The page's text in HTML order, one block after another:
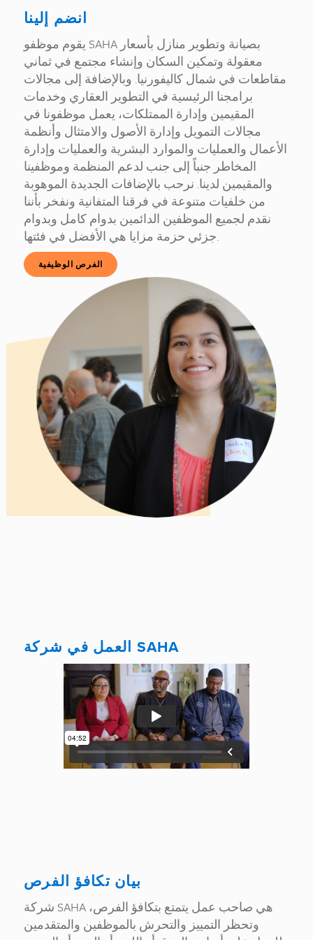
انضم إلينا
يقوم موظفو SAHA بصيانة وتطوير منازل بأسعار
معقولة وتمكين السكان وإنشاء مجتمع في ثماني
مقاطعات في شمال كاليفورنيا. وبالإضافة إلى مجالات
برامجنا الرئيسية في التطوير العقاري وخدمات
المقيمين وإدارة الممتلكات، يعمل موظفونا في
مجالات التمويل وإدارة الأصول والامتثال وأنظمة
الأعمال والعمليات والموارد البشرية والعمليات وإدارة
المخاطر جنباً إلى جنب لدعم المنظمة وموظفينا
والمقيمين لدينا. نرحب بالإضافات الجديدة الموهوبة
من خلفيات متنوعة في فرقنا المتفانية ونفخر بأننا
نقدم لجميع الموظفين الدائمين بدوام كامل وبدوام
جزئي حزمة مزايا هي الأفضل في فئتها.
الفرص الوظيفية
العمل في شركة SAHA
بيان تكافؤ الفرص
شركة SAHA هي صاحب عمل يتمتع بتكافؤ الفرص،
وتحظر التمييز والتحرش بالموظفين والمتقدمين